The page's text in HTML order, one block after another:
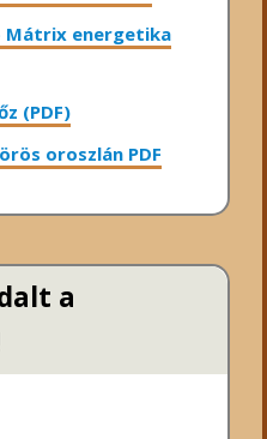
Mátrix energetika
(PDF)
oroszlán PDF
a